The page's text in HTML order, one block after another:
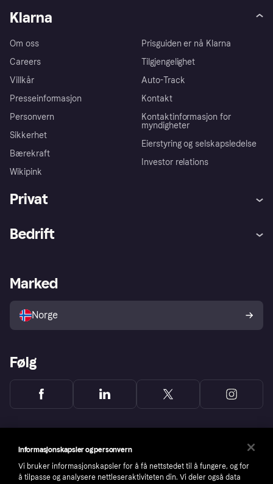
Klarna
Om oss
Careers
Villkår
Presseinformasjon
Personvern
Sikkerhet
Bærekraft
Wikipink
Prisguiden er nå Klarna
Tilgjengelighet
Auto-Track
Kontakt
Kontaktinformasjon for
myndigheter
Eierstyring og selskapsledelse
Investor relations
Privat
Utforsk butikker
Bedrift
Merchant portal
Marked
Norge
Følg
Informasjonskapsler og personvern
Vi bruker informasjonskapsler for å få nettstedet til å fungere, og for
å tilpasse og analysere nettleseraktiviteten din. Vi deler også data